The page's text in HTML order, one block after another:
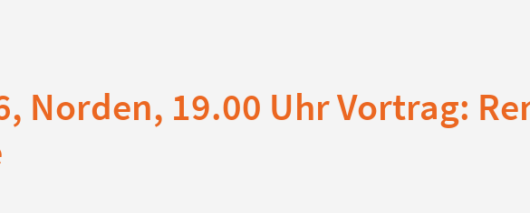
Norden, 19.00 Uhr Vortrag: